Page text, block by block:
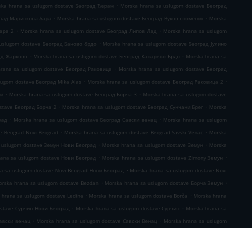
hrana sa uslugom dostave Београд Ђерам . Morska hrana sa uslugom dostave Београд
Маринкова бара . Morska hrana sa uslugom dostave Београд Вуков споменик . Morska
2 . Morska hrana sa uslugom dostave Београд Липов Лад . Morska hrana sa uslugom
dostave Београд Баново брдо . Morska hrana sa uslugom dostave Београд Јулино
Жарково . Morska hrana sa uslugom dostave Београд Канарево Брдо . Morska hrana sa
sa uslugom dostave Београд Раковица . Morska hrana sa uslugom dostave Београд
dostave Београд Mika Alas . Morska hrana sa uslugom dostave Београд Раковица 2 .
. Morska hrana sa uslugom dostave Београд Борча 3 . Morska hrana sa uslugom dostave
Београд Борча 2 . Morska hrana sa uslugom dostave Београд Сунчани Брег . Morska
. Morska hrana sa uslugom dostave Београд Савски венац . Morska hrana sa uslugom
Beograd Novi Beograd . Morska hrana sa uslugom dostave Beograd Savski Venac . Morska
dostave Земун Нови Београд . Morska hrana sa uslugom dostave Земун . Morska
sa uslugom dostave Нови Београд . Morska hrana sa uslugom dostave Zimony Земун .
sa uslugom dostave Novi Beograd Нови Београд . Morska hrana sa uslugom dostave Novi
hrana sa uslugom dostave Bezdan . Morska hrana sa uslugom dostave Борча Земун .
hrana sa uslugom dostave Ledine . Morska hrana sa uslugom dostave Borča . Morska hrana
Сурчин Нови Београд . Morska hrana sa uslugom dostave Сурчин . Morska hrana sa
венац . Morska hrana sa uslugom dostave Савски Венац . Morska hrana sa uslugom